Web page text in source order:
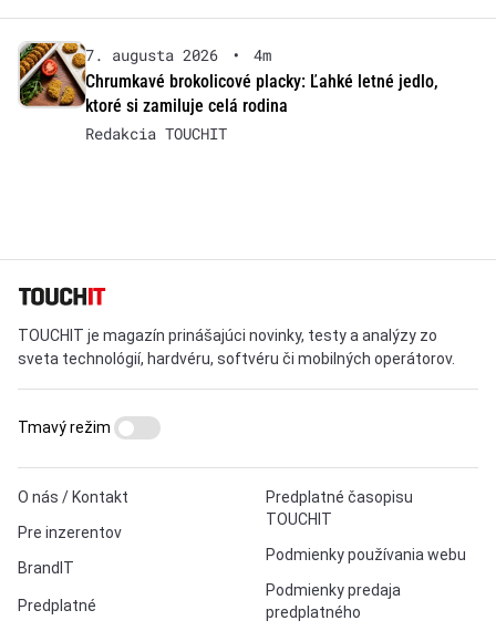
7. augusta 2026 •
4m
Chrumkavé brokolicové placky: Ľahké letné jedlo,
ktoré si zamiluje celá rodina
Redakcia TOUCHIT
TOUCHIT je magazín prinášajúci novinky, testy a analýzy zo
sveta technológií, hardvéru, softvéru či mobilných operátorov.
O nás / Kontakt
Pre inzerentov
BrandIT
Predplatné
Predplatné časopisu
TOUCHIT
Podmienky používania webu
Podmienky predaja
predplatného
Tmavý režim